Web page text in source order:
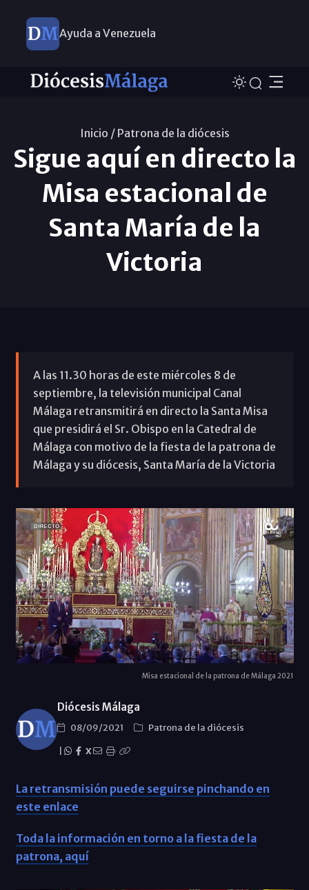
Ayuda a Venezuela
Inicio / Patrona de la diócesis
Sigue aquí en directo la
Misa estacional de
Santa María de la
Victoria
A las 11.30 horas de este miércoles 8 de
septiembre, la televisión municipal Canal
Málaga retransmitirá en directo la Santa Misa
que presidirá el Sr. Obispo en la Catedral de
Málaga con motivo de la fiesta de la patrona de
Málaga y su diócesis, Santa María de la Victoria
Misa estacional de la patrona de Málaga 2021
Diócesis Málaga
08/09/2021
Patrona de la diócesis
X
La retransmisión puede seguirse pinchando en
este enlace
Toda la información en torno a la fiesta de la
patrona, aquí